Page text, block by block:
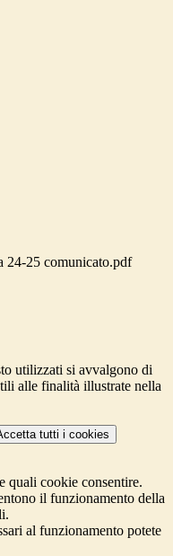
24-25 comunicato.pdf
utilizzati si avvalgono di
alle finalità illustrate nella
tutti i cookies
quali cookie consentire.
il funzionamento della
al funzionamento potete